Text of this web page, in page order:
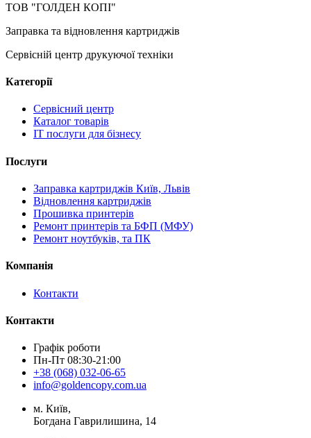
ТОВ "ГОЛДЕН КОПІ"
Заправка та відновлення картриджів
Сервісній центр друкуючої техніки
Категорії
Сервісний центр
Каталог товарів
IT послуги для бізнесу
Послуги
Заправка картриджів Київ, Львів
Відновлення картриджів
Прошивка принтерів
Ремонт принтерів та БФП (МФУ)
Ремонт ноутбуків, та ПК
Компанія
Контакти
Контакти
Графік роботи
Пн-Пт 08:30-21:00
+38 (068) 032-06-65
info@goldencopy.com.ua
м. Київ,
Богдана Гаврилишина, 14